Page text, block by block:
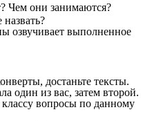
Чем они занимаются?
озвучивает выполненное
в парах.
достаньте тексты.
один из вас, затем второй.
классу вопросы по данному